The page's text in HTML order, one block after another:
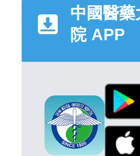
中國醫
院 APP